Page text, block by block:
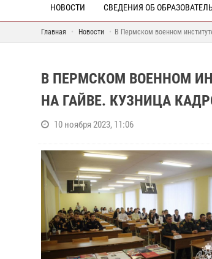
НОВОСТИ СВЕДЕНИЯ ОБ
Главная Новости В Пермском военном
В ПЕРМСКОМ ВОЕННОМ
НА ГАЙВЕ. КУЗНИЦА
10 ноября 2023, 11:06